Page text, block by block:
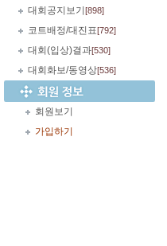
대회공지보기 [898]
코트배정/대진표[792]
대회(입상)결과[530]
대회화보/동영상[536]
회원보기
가입하기